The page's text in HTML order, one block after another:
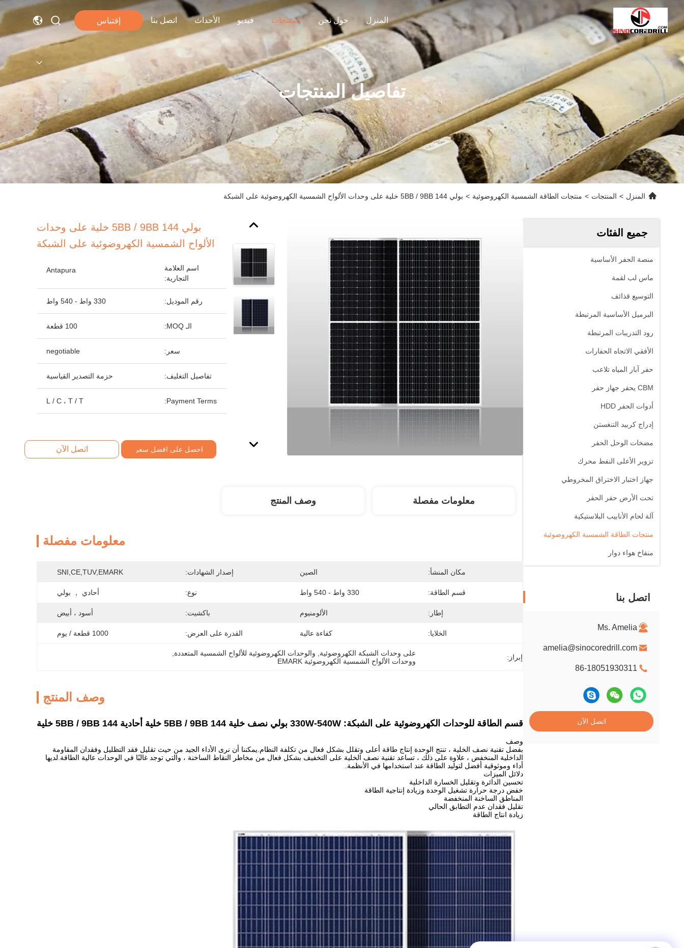
المنزل حول نحن المنتجات فيديو الأحداث اتصل بنا إقتباس
تفاصيل المنتجات
المنزل > المنتجات > منتجات الطاقة الشمسية الكهروضوئية > بولي 5BB / 9BB 144 خلية على وحدات الألواح الشمسية الكهروضوئية على الشبكة
جميع الفئات
منصة الحفر الأساسية
ماس لب لقمة
التوسيع قذائف
البرميل الأساسية المرتبطة
رود التدريبات المرتبطة
الأفقي الاتجاه الحفارات
حفر آبار المياه تلاعب
CBM يحفر جهاز حفر
أدوات الحفر HDD
إدراج كربيد التنغستن
مضخات الوحل الحفر
تزوير الأعلى النفط محرك
جهاز اختبار الاختراق المخروطي
تحت الأرض حفر الحفر
آلة لحام الأنابيب البلاستيكية
منتجات الطاقة الشمسية الكهروضوئية
منفاخ هواء دوار
اتصل بنا
Ms. Amelia
amelia@sinocoredrill.com
86-18051930311
اتصل الآن
بولي 5BB / 9BB 144 خلية على وحدات
الألواح الشمسية الكهروضوئية على الشبكة
اسم العلامة
التجارية:
Antapura
رقم الموديل: 330 واط - 540 واط
الـ MOQ: 100 قطعة
سعر: negotiable
تفاصيل التغليف: حزمة التصدير القياسية
Payment Terms: L / C ، T / T
احصل على افضل سعر اتصل الآن
معلومات مفصلة وصف المنتج
معلومات مفصلة
مكان المنشأ: الصين إصدار الشهادات: SNI,CE,TUV,EMARK
قسم الطاقة: 330 واط - 540 واط نوع: أحادي ， بولي
إطار: الألومنيوم باكشيت: أسود ، أبيض
الخلايا: كفاءة عالية القدرة على العرض: 1000 قطعة / يوم
إبراز: على وحدات الشبكة الكهروضوئية والوحدات الكهروضوئية للألواح الشمسية المتعددة
ووحدات الألواح الشمسية الكهروضوئية EMARK
وصف المنتج
قسم الطاقة للوحدات الكهروضوئية على الشبكة: 330W-540W بولي نصف خلية 5BB / 9BB 144 خلية أحادية 5BB / 9BB 144 خلية
وصف
بفضل تقنية نصف الخلية ، تنتج الوحدة إنتاج طاقة أعلى وتقلل بشكل فعال من تكلفة النظام.يمكننا أن نرى الأداء الجيد من حيث تقليل فقد التظليل وفقدان المقاومة
الداخلية المنخفض ، علاوة على ذلك ، تساعد تقنية نصف الخلية على التخفيف بشكل فعال من مخاطر النقاط الساخنة ، والتي توجد غالبًا في الوحدات عالية الطاقة.لديها
أداء وموثوقية أفضل لتوليد الطاقة عند استخدامها في الأنظمة.
دلائل الميزات
تحسين الدائرة وتقليل الخسارة الداخلية
خفض درجة حرارة تشغيل الوحدة وزيادة إنتاجية الطاقة
المناطق الساخنة المنخفضة
تقليل فقدان عدم التطابق الحالي
زيادة انتاج الطاقة